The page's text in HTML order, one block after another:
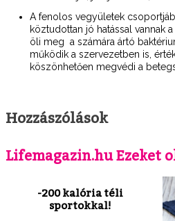
A fenolos vegyületek
köztudottan jó hatással vannak
öli meg a számára ártó
működik a szervezetben is,
köszönhetően megvédi a
Hozzászólások
Lifemagazin.hu Ezeket
-200 kalória téli
sportokkal!